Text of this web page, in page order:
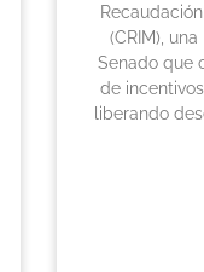
(CRIM),
Senado que
de
liberando